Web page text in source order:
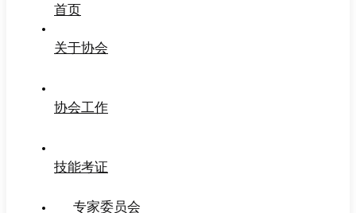
首页
关于协会
协会工作
技能考证
专家委员会